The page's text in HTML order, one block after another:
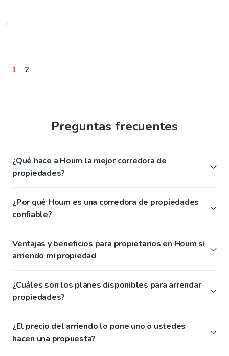
1 2
Preguntas frecuentes
¿Qué hace a Houm la mejor corredora de
propiedades?
¿Por qué Houm es una corredora de propiedades
confiable?
Ventajas y beneficios para propietarios en Houm si
arriendo mi propiedad
¿Cuáles son los planes disponibles para arrendar
propiedades?
¿El precio del arriendo lo pone uno o ustedes
hacen una propuesta?